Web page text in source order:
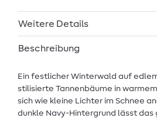
Weitere Details
Beschreibung
Ein festlicher Winterwald auf
stilisierte Tannenbäume in
sich wie kleine Lichter im Schnee
dunkle Navy-Hintergrund lässt das